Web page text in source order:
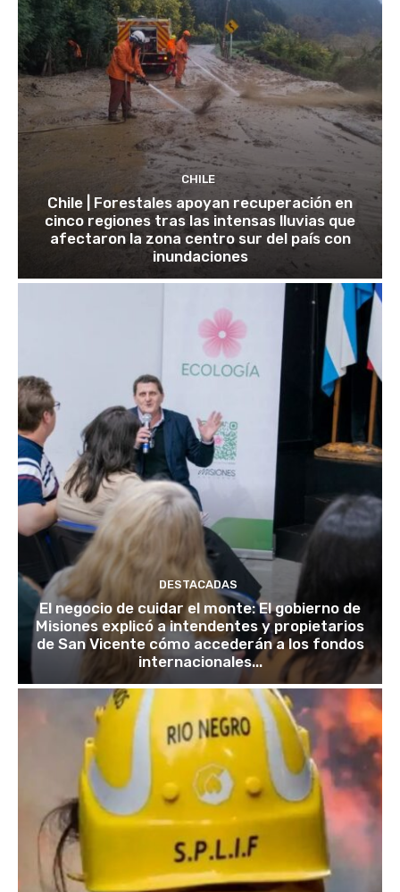
CHILE
Chile | Forestales apoyan recuperación en
cinco regiones tras las intensas lluvias que
afectaron la zona centro sur del país con
inundaciones
DESTACADAS
El negocio de cuidar el monte: El gobierno de
Misiones explicó a intendentes y propietarios
de San Vicente cómo accederán a los fondos
internacionales...